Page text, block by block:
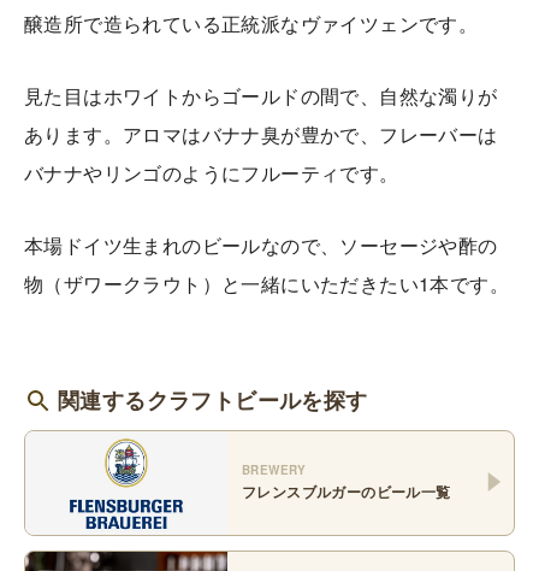
醸造所で造られている正統派なヴァイツェンです。
見た目はホワイトからゴールドの間で、自然な濁りが
あります。アロマはバナナ臭が豊かで、フレーバーは
バナナやリンゴのようにフルーティです。
本場ドイツ生まれのビールなので、ソーセージや酢の
物（ザワークラウト）と一緒にいただきたい1本です。
関連するクラフトビールを探す
BREWERY
フレンスブルガーのビール一覧